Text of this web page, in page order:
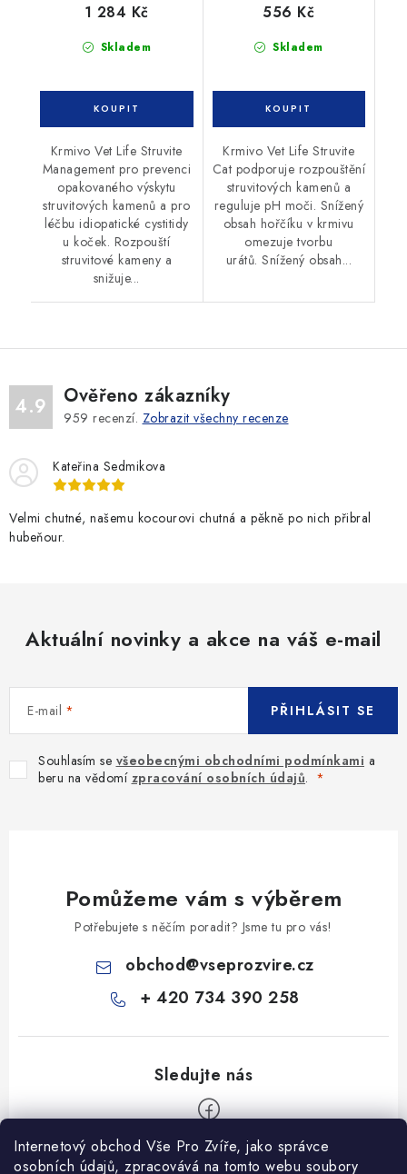
Internetový obchod Vše Pro Zvíře, jako správce
osobních údajů, zpracovává na tomto webu soubory
Skladem
1 284 Kč
Krmivo Vet Life Struvite
Management pro prevenci
opakovaného výskytu
struvitových kamenů a pro
léčbu idiopatické cystitidy
u koček. Rozpouští
struvitové kameny a
snižuje...
Skladem
556 Kč
Krmivo Vet Life Struvite
Cat podporuje rozpouštění
struvitových kamenů a
reguluje pH moči. Snížený
obsah hořčíku v krmivu
omezuje tvorbu
urátů. Snížený obsah...
4.9 Ověřeno zákazníky
959 recenzí. Zobrazit všechny recenze
Kateřina Sedmikova
Velmi chutné, našemu kocourovi chutná a pěkně po nich přibral
hubeňour.
Aktuální novinky a akce na váš e-mail
E-mail
Souhlasím se všeobecnými obchodními podmínkami a
beru na vědomí zpracování osobních údajů.
PŘIHLÁSIT SE
Pomůžeme vám s výběrem
Potřebujete s něčím poradit? Jsme tu pro vás!
obchod@vseprozvire.cz
+ 420 734 390 258